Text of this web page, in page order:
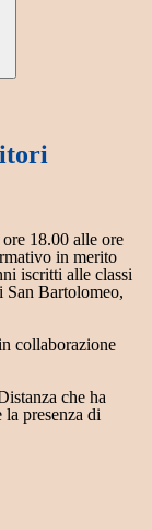
18.00 alle ore
in merito
iscritti alle classi
San Bartolomeo,
collaborazione
che ha
presenza di